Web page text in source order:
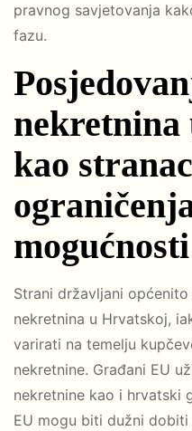
pravnog savjetovanja
fazu.
kao
mogućnosti
Strani državljani
nekretnina u Hrvatskoj,
varirati na temelju
nekretnine. Građani EU
nekretnine kao i hrvatski
EU mogu biti dužni